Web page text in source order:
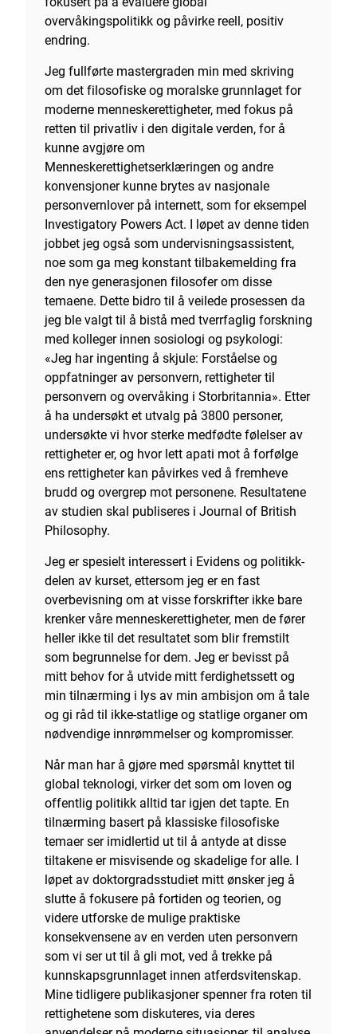
overvåkingspolitikk og påvirke reell, positiv
endring.
Jeg fullførte mastergraden min med skriving
om det filosofiske og moralske grunnlaget for
moderne menneskerettigheter, med fokus på
retten til privatliv i den digitale verden, for å
kunne avgjøre om
Menneskerettighetserklæringen og andre
konvensjoner kunne brytes av nasjonale
personvernlover på internett, som for eksempel
Investigatory Powers Act. I løpet av denne tiden
jobbet jeg også som undervisningsassistent,
noe som ga meg konstant tilbakemelding fra
den nye generasjonen filosofer om disse
temaene. Dette bidro til å veilede prosessen da
jeg ble valgt til å bistå med tverrfaglig forskning
med kolleger innen sosiologi og psykologi:
«Jeg har ingenting å skjule: Forståelse og
oppfatninger av personvern, rettigheter til
personvern og overvåking i Storbritannia». Etter
å ha undersøkt et utvalg på 3800 personer,
undersøkte vi hvor sterke medfødte følelser av
rettigheter er, og hvor lett apati mot å forfølge
ens rettigheter kan påvirkes ved å fremheve
brudd og overgrep mot personene. Resultatene
av studien skal publiseres i Journal of British
Philosophy.
Jeg er spesielt interessert i Evidens og politikk-
delen av kurset, ettersom jeg er en fast
overbevisning om at visse forskrifter ikke bare
krenker våre menneskerettigheter, men de fører
heller ikke til det resultatet som blir fremstilt
som begrunnelse for dem. Jeg er bevisst på
mitt behov for å utvide mitt ferdighetssett og
min tilnærming i lys av min ambisjon om å tale
og gi råd til ikke-statlige og statlige organer om
nødvendige innrømmelser og kompromisser.
Når man har å gjøre med spørsmål knyttet til
global teknologi, virker det som om loven og
offentlig politikk alltid tar igjen det tapte. En
tilnærming basert på klassiske filosofiske
temaer ser imidlertid ut til å antyde at disse
tiltakene er misvisende og skadelige for alle. I
løpet av doktorgradsstudiet mitt ønsker jeg å
slutte å fokusere på fortiden og teorien, og
videre utforske de mulige praktiske
konsekvensene av en verden uten personvern
som vi ser ut til å gli mot, ved å trekke på
kunnskapsgrunnlaget innen atferdsvitenskap.
Mine tidligere publikasjoner spenner fra roten til
rettighetene som diskuteres, via deres